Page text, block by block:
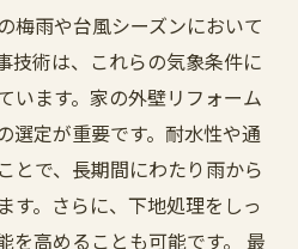
梅雨や台風シーズンにおいて
技術は、これらの気象条件に
います。家の外壁リフォーム
選定が重要です。耐水性や通
とで、長期間にわたり雨から
す。さらに、下地処理をしっ
を高めることも可能です。 最